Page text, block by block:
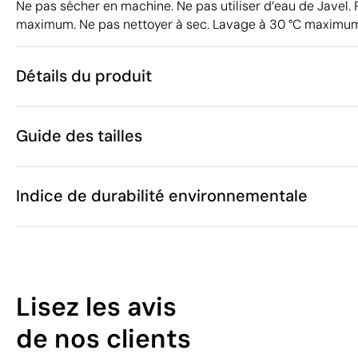
Ne pas sécher en machine. Ne pas utiliser d’eau de Javel.
maximum. Ne pas nettoyer à sec. Lavage à 30 °C
Détails du produit
Caractéristiques
Code du produit
Matière
Polyester
Pays de fabrication
Myanmar
Dans notre collection depuis
Pays d'envoi
Guide des tailles
Ces mesures peuvent
Indice de durabilité environnementale
/100
Lisez les avis
de nos clients